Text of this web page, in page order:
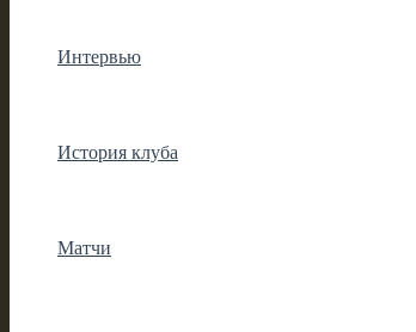
Интервью
История клуба
Матчи